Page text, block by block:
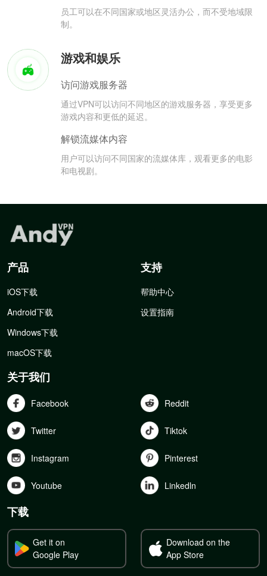
员工可以在不同国家或地区灵活办公，而不受地域限
制。
游戏和娱乐
访问游戏服务器
通过VPN可以访问不同地区的游戏服务器，享受更多
游戏内容和更低的延迟。
解锁流媒体内容
用户可以访问不同国家的流媒体库，观看更多的电影
和电视剧。
产品
iOS下载
Android下载
Windows下载
macOS下载
支持
帮助中心
设置指南
关于我们
Facebook Reddit
Twitter Tiktok
Instagram Pinterest
Youtube Linkedln
下载
Get it on
Google Play
Download on the
App Store